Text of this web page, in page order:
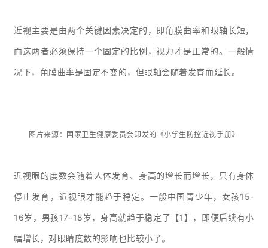
近视主要是由两个关键因素决定的，即角膜曲率和眼轴长短，
而这两者必须保持一个固定的比例，视力才是正常的。一般情
况下，角膜曲率是固定不变的，但眼轴会随着发育而延长。
图片来源：国家卫生健康委员会印发的《小学生防控近视手册》
近视眼的度数会随着人体发育、身高的增长而增长，只有身体
停止发育，近视眼才能趋于稳定。一般中国青少年，女孩15-
16岁，男孩17-18岁，身高就趋于稳定了【1】，即便后续有小
幅增长，对眼睛度数的影响也比较小了。